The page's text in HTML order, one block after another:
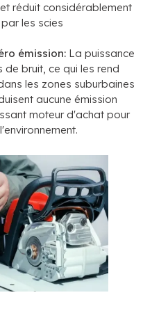
réduit considérablement
les scies
émission: La puissance
bruit, ce qui les rend
les zones suburbaines
aucune émission
moteur d'achat pour